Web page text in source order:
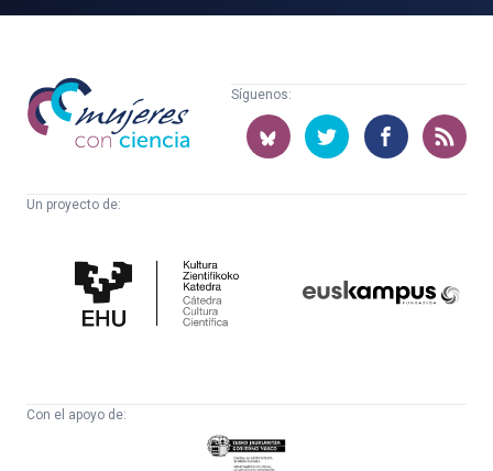
Mujeres
con
ciencia
Síguenos:
Un proyecto de:
Cultura
Científica
Con el apoyo de:
Eusko